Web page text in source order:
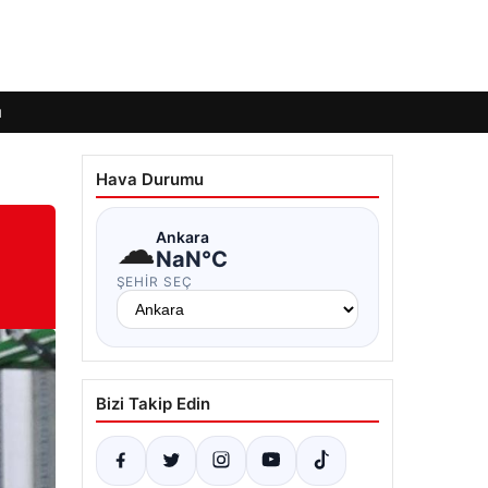
Hava Durumu
☁Ankara
NaN°C
ŞEHIR SEÇ
Bizi Takip Edin